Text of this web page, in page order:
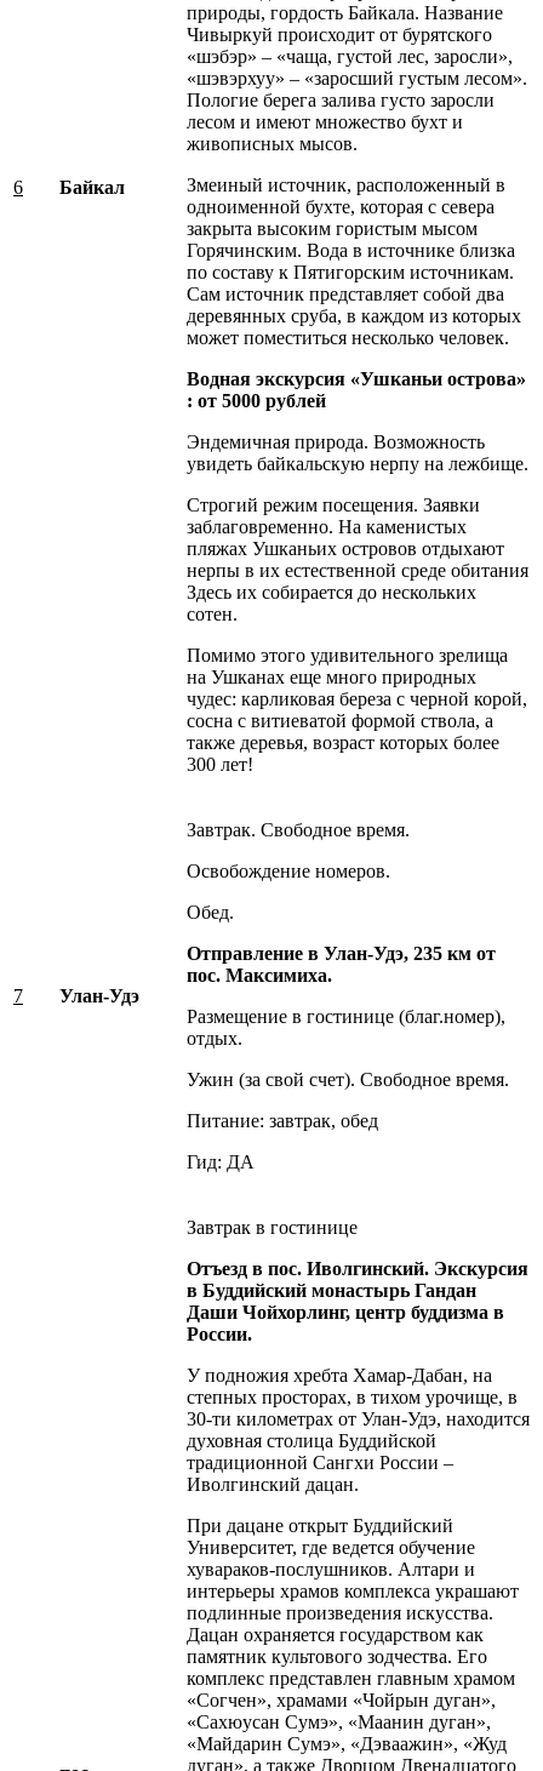
6 Байкал
природы, гордость Байкала. Название
Чивыркуй происходит от бурятского
«шэбэр» – «чаща, густой лес, заросли»,
«шэвэрхуу» – «заросший густым лесом».
Пологие берега залива густо заросли
лесом и имеют множество бухт и
живописных мысов.
Змеиный источник, расположенный в
одноименной бухте, которая с севера
закрыта высоким гористым мысом
Горячинским. Вода в источнике близка
по составу к Пятигорским источникам.
Сам источник представляет собой два
деревянных сруба, в каждом из которых
может поместиться несколько человек.
Водная экскурсия «Ушканьи острова»
: от 5000 рублей
Эндемичная природа. Возможность
увидеть байкальскую нерпу на лежбище.
Строгий режим посещения. Заявки
заблаговременно. На каменистых
пляжах Ушканьих островов отдыхают
нерпы в их естественной среде обитания
Здесь их собирается до нескольких
сотен.
Помимо этого удивительного зрелища
на Ушканах еще много природных
чудес: карликовая береза с черной корой,
сосна с витиеватой формой ствола, а
также деревья, возраст которых более
300 лет!
7 Улан-Удэ
Завтрак. Свободное время.
Освобождение номеров.
Обед.
Отправление в Улан-Удэ, 235 км от
пос. Максимиха.
Размещение в гостинице (благ.номер),
отдых.
Ужин (за свой счет). Свободное время.
Питание: завтрак, обед
Гид: ДА
Завтрак в гостинице
Отъезд в пос. Иволгинский. Экскурсия
в Буддийский монастырь Гандан
Даши Чойхорлинг, центр буддизма в
России.
У подножия хребта Хамар-Дабан, на
степных просторах, в тихом урочище, в
30-ти километрах от Улан-Удэ, находится
духовная столица Буддийской
традиционной Сангхи России –
Иволгинский дацан.
При дацане открыт Буддийский
Университет, где ведется обучение
хувараков-послушников. Алтари и
интерьеры храмов комплекса украшают
подлинные произведения искусства.
Дацан охраняется государством как
памятник культового зодчества. Его
комплекс представлен главным храмом
«Согчен», храмами «Чойрын дуган»,
«Сахюусан Сумэ», «Маанин дуган»,
«Майдарин Сумэ», «Дэваажин», «Жуд
дуган», а также Дворцом Двенадцатого